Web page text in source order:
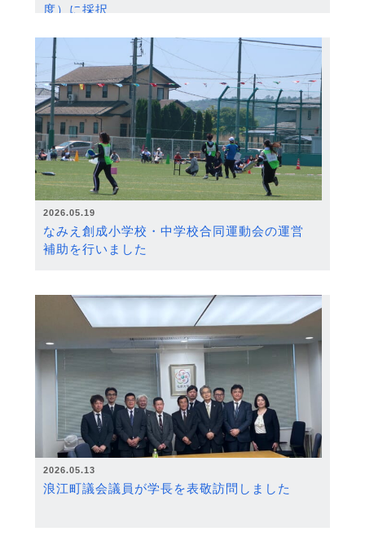
度）に採択
2026.05.19
なみえ創成小学校・中学校合同運動会の運営
補助を行いました
2026.05.13
浪江町議会議員が学長を表敬訪問しました